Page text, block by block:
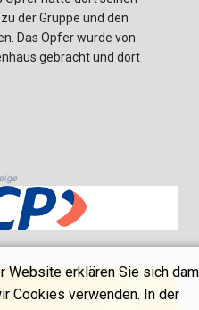
erklären Sie sich
Cookies verwenden. In der
der Gruppe und den
Das Opfer wurde von
gebracht und dort